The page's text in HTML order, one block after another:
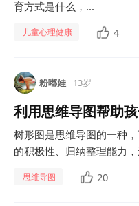
育方式是什么，...
儿童心理健康 4
粉嘟娃 13岁
利用思维导图帮助
树形图是思维导图的一种
的积极性、归纳整理能力
思维导图 20